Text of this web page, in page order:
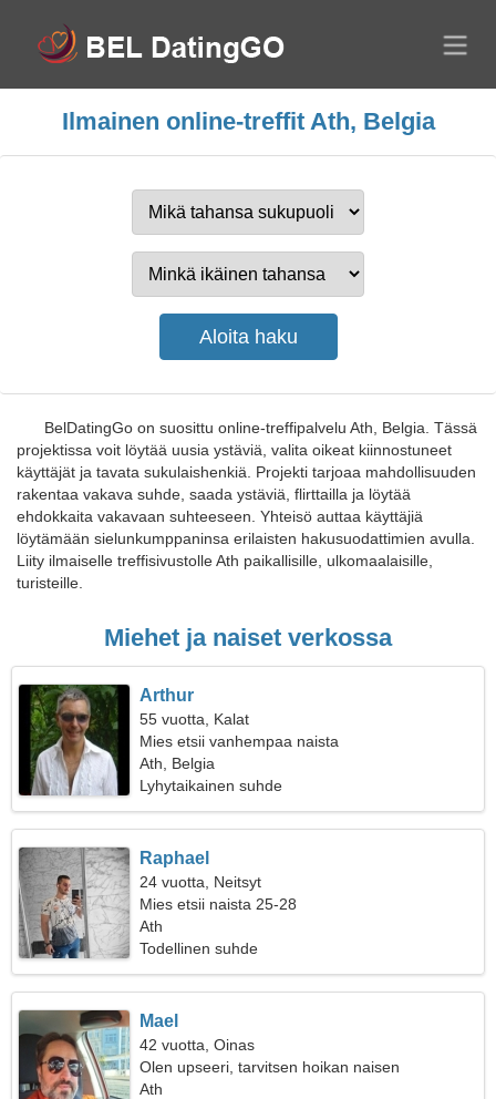
Ilmainen online-treffit Ath, Belgia
BelDatingGo on suosittu online-treffipalvelu Ath, Belgia. Tässä
projektissa voit löytää uusia ystäviä, valita oikeat kiinnostuneet
käyttäjät ja tavata sukulaishenkiä. Projekti tarjoaa mahdollisuuden
rakentaa vakava suhde, saada ystäviä, flirttailla ja löytää
ehdokkaita vakavaan suhteeseen. Yhteisö auttaa käyttäjiä
löytämään sielunkumppaninsa erilaisten hakusuodattimien avulla.
Liity ilmaiselle treffisivustolle Ath paikallisille, ulkomaalaisille,
turisteille.
Miehet ja naiset verkossa
Arthur
55 vuotta, Kalat
Mies etsii vanhempaa naista
Ath, Belgia
Lyhytaikainen suhde
Raphael
24 vuotta, Neitsyt
Mies etsii naista 25-28
Ath
Todellinen suhde
Mael
42 vuotta, Oinas
Olen upseeri, tarvitsen hoikan naisen
Ath